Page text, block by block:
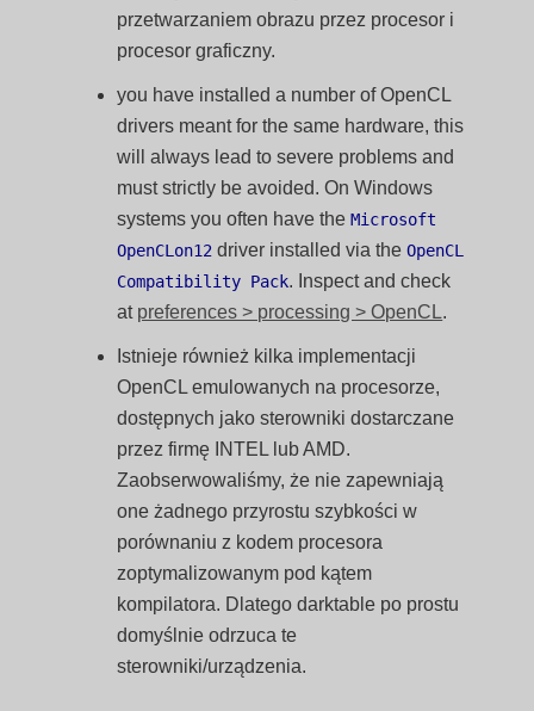
przetwarzaniem obrazu przez procesor i
procesor graficzny.
you have installed a number of OpenCL
drivers meant for the same hardware, this
will always lead to severe problems and
must strictly be avoided. On Windows
systems you often have theMicrosoft
OpenCLon12 driver installed via theOpenCL
Compatibility Pack. Inspect and check
at preferences > processing > OpenCL.
Istnieje również kilka implementacji
OpenCL emulowanych na procesorze,
dostępnych jako sterowniki dostarczane
przez firmę INTEL lub AMD.
Zaobserwowaliśmy, że nie zapewniają
one żadnego przyrostu szybkości w
porównaniu z kodem procesora
zoptymalizowanym pod kątem
kompilatora. Dlatego darktable po prostu
domyślnie odrzuca te
sterowniki/urządzenia.